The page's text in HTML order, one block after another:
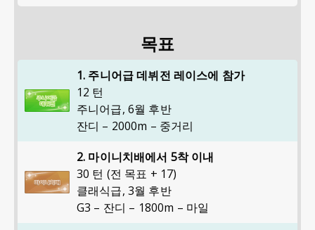
목표
1. 주니어급 데뷔전 레이스에 참가
12 턴
주니어급, 6월 후반
잔디 – 2000m – 중거리
2. 마이니치배에서 5착 이내
30 턴 (전 목표 + 17)
클래식급, 3월 후반
G3 – 잔디 – 1800m – 마일